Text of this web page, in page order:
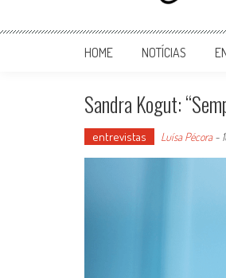
Mulher no
HOME NOTÍCIAS
Sandra Kogut:
entrevistas Luísa Pécora-